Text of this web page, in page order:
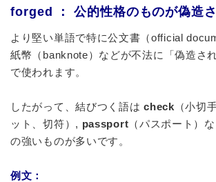
forged ： 公的性格のものが偽造
より堅い単語で特に公文書（official
紙幣（banknote）などが不法に「偽造さ
で使われます。
したがって、結びつく語はcheck （小切
ット、切符）, passport （パスポート）
の強いものが多いです。
例文：